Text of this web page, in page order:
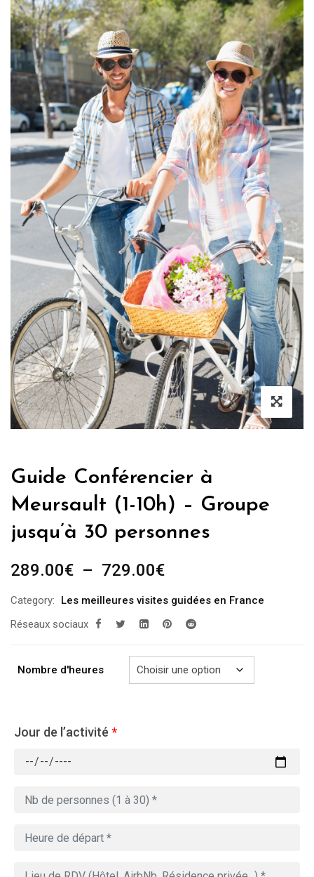
Guide Conférencier à
Meursault (1-10h) – Groupe
jusqu’à 30 personnes
289.00€ – 729.00€Plage
prix :
289.00€
729.00€
Category:
Les meilleures visites guidées en France
Réseaux sociaux
Nombre d'heures
Jour de l’activité *